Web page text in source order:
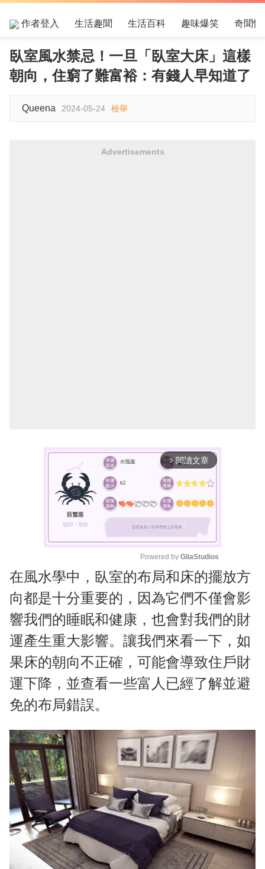
作者登入 生活趣聞 生活百科 趣味爆笑 奇聞怪
臥室風水禁忌！一旦「臥室大床」這樣
朝向，住窮了難富裕：有錢人早知道了
Queena 2024-05-24 檢舉
Advertisements
arrow_forward_ios 閱讀文章
M
u
t
e
Powered by GliaStudios
在風水學中，臥室的布局和床的擺放方
向都是十分重要的，因為它們不僅會影
響我們的睡眠和健康，也會對我們的財
運產生重大影響。讓我們來看一下，如
果床的朝向不正確，可能會導致住戶財
運下降，並查看一些富人已經了解並避
免的布局錯誤。